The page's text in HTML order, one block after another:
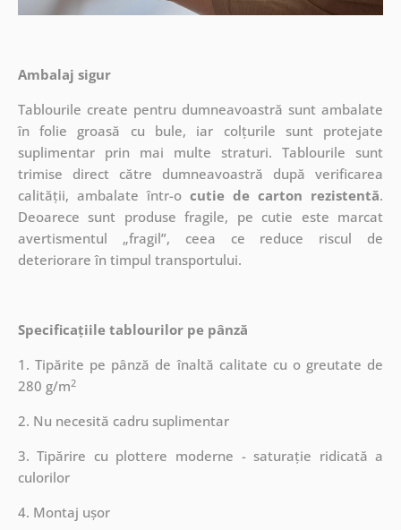
Ambalaj sigur
Tablourile create pentru dumneavoastră sunt ambalate
în folie groasă cu bule, iar colțurile sunt protejate
suplimentar prin mai multe straturi. Tablourile sunt
trimise direct către dumneavoastră după verificarea
calității, ambalate într-o cutie de carton rezistentă.
Deoarece sunt produse fragile, pe cutie este marcat
avertismentul „fragil”, ceea ce reduce riscul de
deteriorare în timpul transportului.
Specificațiile tablourilor pe pânză
1. Tipărite pe pânză de înaltă calitate cu o greutate de
280 g/m2
2. Nu necesită cadru suplimentar
3. Tipărire cu plottere moderne - saturație ridicată a
culorilor
4. Montaj ușor